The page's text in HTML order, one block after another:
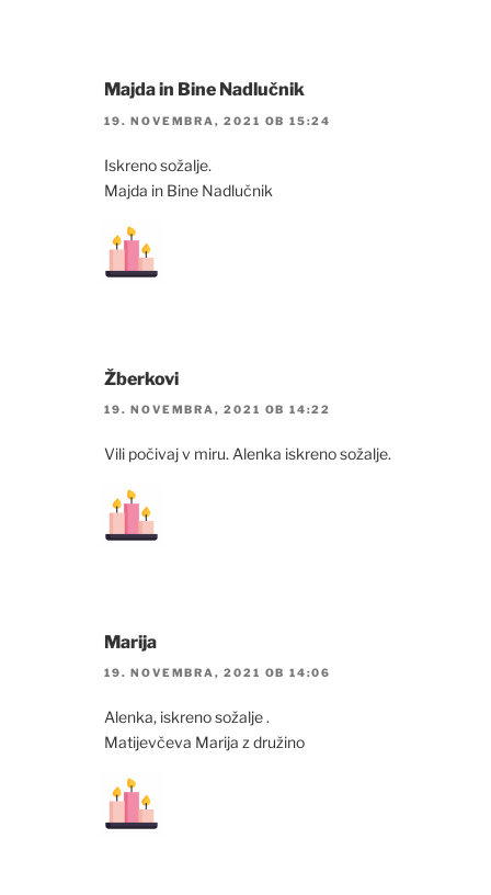
Majda in Bine Nadlučnik
19. NOVEMBRA, 2021 OB 15:24
Iskreno sožalje.
Majda in Bine Nadlučnik
Žberkovi
19. NOVEMBRA, 2021 OB 14:22
Vili počivaj v miru. Alenka iskreno sožalje.
Marija
19. NOVEMBRA, 2021 OB 14:06
Alenka, iskreno sožalje .
Matijevčeva Marija z družino